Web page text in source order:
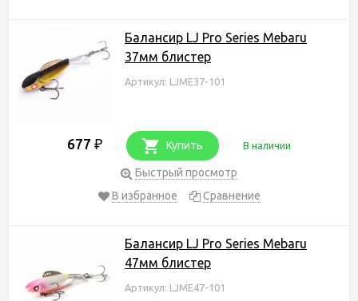
Балансир LJ Pro Series Mebaru
37мм блистер
Артикул: LJME37-101
677 ₽ Купить В наличии
Быстрый просмотр
В избранное
Сравнение
Балансир LJ Pro Series Mebaru
47мм блистер
Артикул: LJME47-101